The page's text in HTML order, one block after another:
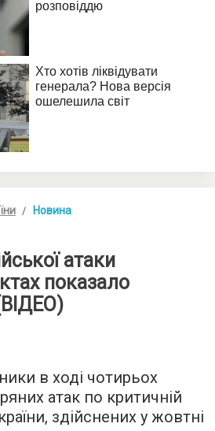
Новина
атаки
показало
в ході чотирьох
атак по критичній
здійснених у жовтні